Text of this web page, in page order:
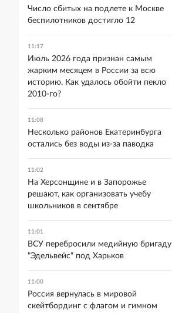
Число сбитых на подлете к Москве
беспилотников достигло 12
11:17
Июль 2026 года признан самым
жарким месяцем в России за всю
историю. Как удалось обойти пекло
2010-го?
11:08
Несколько районов Екатеринбурга
остались без воды из-за паводка
11:02
На Херсонщине и в Запорожье
решают, как организовать учебу
школьников в сентябре
11:01
ВСУ перебросили медийную бригаду
"Эдельвейс" под Харьков
11:00
Россия вернулась в мировой
скейтбординг с флагом и гимном